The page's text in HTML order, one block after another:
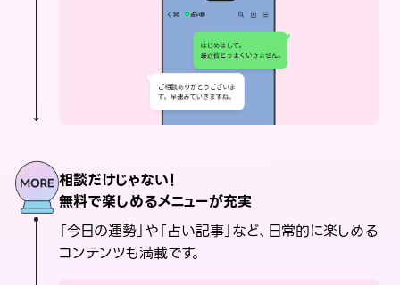
相談だけじゃない！
無料で楽しめるメニューが充実
「今日の運勢」や「占い記事」など、日常的に楽しめる
コンテンツも満載です。